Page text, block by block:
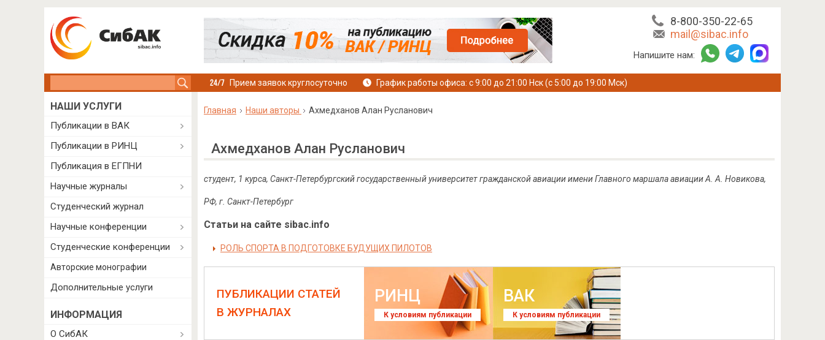
8-800-350-22-65
mail@sibac.info
Напишите нам:
Прием заявок круглосуточно График работы офиса: с 9:00 до 21:00 Нск (с 5:00 до 19:00 Мск)
Главная Наши авторы Ахмедханов Алан Русланович
Ахмедханов Алан Русланович
студент, 1 курса, Санкт-Петербургский государственный университет гражданской авиации имени Главного маршала авиации А. А. Новикова,
РФ, г. Санкт-Петербург
Статьи на сайте sibac.info
РОЛЬ СПОРТА В ПОДГОТОВКЕ БУДУЩИХ ПИЛОТОВ
ПУБЛИКАЦИИ СТАТЕЙ
В ЖУРНАЛАХ
РИНЦ
К условиям публикации
ВАК
К условиям публикации
НАШИ УСЛУГИ
Публикации в ВАК
Публикации в РИНЦ
Публикация в ЕГПНИ
Научные журналы
Студенческий журнал
Научные конференции
Студенческие конференции
Авторские монографии
Дополнительные услуги
ИНФОРМАЦИЯ
О СибАК